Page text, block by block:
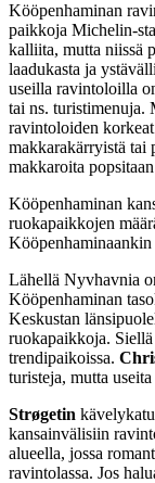
Kööpenhaminan
paikkoja Michelin-
kalliita, mutta niissä
laadukasta ja
useilla ravintoloilla
tai ns. turistimenuja.
ravintoloiden
makkarakärryistä tai
makkaroita
Kööpenhaminan
ruokapaikkojen
Kööpenhaminaankin
Lähellä Nyvhavnia
Kööpenhaminan
Keskustan
ruokapaikkoja.
trendipaikoissa.
turisteja, mutta
Strøgetin
kansainvälisiin
alueella, jossa
ravintolassa. Jos